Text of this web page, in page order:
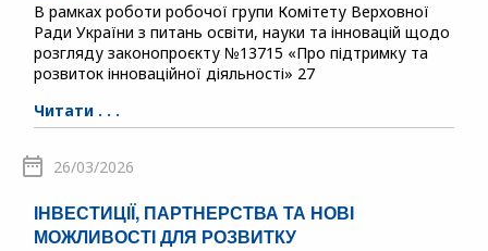
В рамках роботи робочої групи Комітету Верховної
Ради України з питань освіти, науки та інновацій щодо
розгляду законопроєкту №13715 «Про підтримку та
розвиток інноваційної діяльності» 27
Читати . . .
26/03/2026
ІНВЕСТИЦІЇ, ПАРТНЕРСТВА ТА НОВІ
МОЖЛИВОСТІ ДЛЯ РОЗВИТКУ